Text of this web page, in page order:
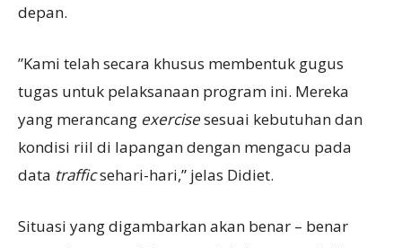
depan.
”Kami telah secara khusus membentuk gugus
tugas untuk pelaksanaan program ini. Mereka
yang merancang exercisesesuai kebutuhan dan
kondisi riil di lapangan dengan mengacu pada
data trafficsehari-hari,” jelas Didiet.
Situasi yang digambarkan akan benar – benar